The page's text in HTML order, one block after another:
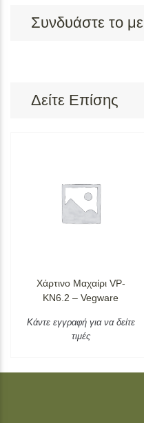
Συνδυάστε το με
Δείτε Επίσης
Χάρτινο Μαχαίρι VP-
KN6.2 – Vegware
Κάντε εγγραφή για να δείτε
τιμές